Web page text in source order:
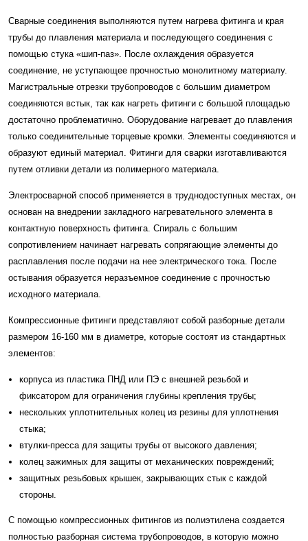
Сварные соединения выполняются путем нагрева фитинга и края
трубы до плавления материала и последующего соединения с
помощью стука «шип-паз». После охлаждения образуется
соединение, не уступающее прочностью монолитному материалу.
Магистральные отрезки трубопроводов с большим диаметром
соединяются встык, так как нагреть фитинги с большой площадью
достаточно проблематично. Оборудование нагревает до плавления
только соединительные торцевые кромки. Элементы соединяются и
образуют единый материал. Фитинги для сварки изготавливаются
путем отливки детали из полимерного материала.
Электросварной способ применяется в труднодоступных местах, он
основан на внедрении закладного нагревательного элемента в
контактную поверхность фитинга. Спираль с большим
сопротивлением начинает нагревать сопрягающие элементы до
расплавления после подачи на нее электрического тока. После
остывания образуется неразъемное соединение с прочностью
исходного материала.
Компрессионные фитинги представляют собой разборные детали
размером 16-160 мм в диаметре, которые состоят из стандартных
элементов:
корпуса из пластика ПНД или ПЭ с внешней резьбой и
фиксатором для ограничения глубины крепления трубы;
нескольких уплотнительных колец из резины для уплотнения
стыка;
втулки-пресса для защиты трубы от высокого давления;
колец зажимных для защиты от механических повреждений;
защитных резьбовых крышек, закрывающих стык с каждой
стороны.
С помощью компрессионных фитингов из полиэтилена создается
полностью разборная система трубопроводов, в которую можно